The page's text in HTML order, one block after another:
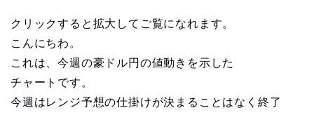
クリックすると拡大してご覧になれます。
こんにちわ。
これは、今週の豪ドル円の値動きを示した
チャートです。
今週はレンジ予想の仕掛けが決まることはなく終了